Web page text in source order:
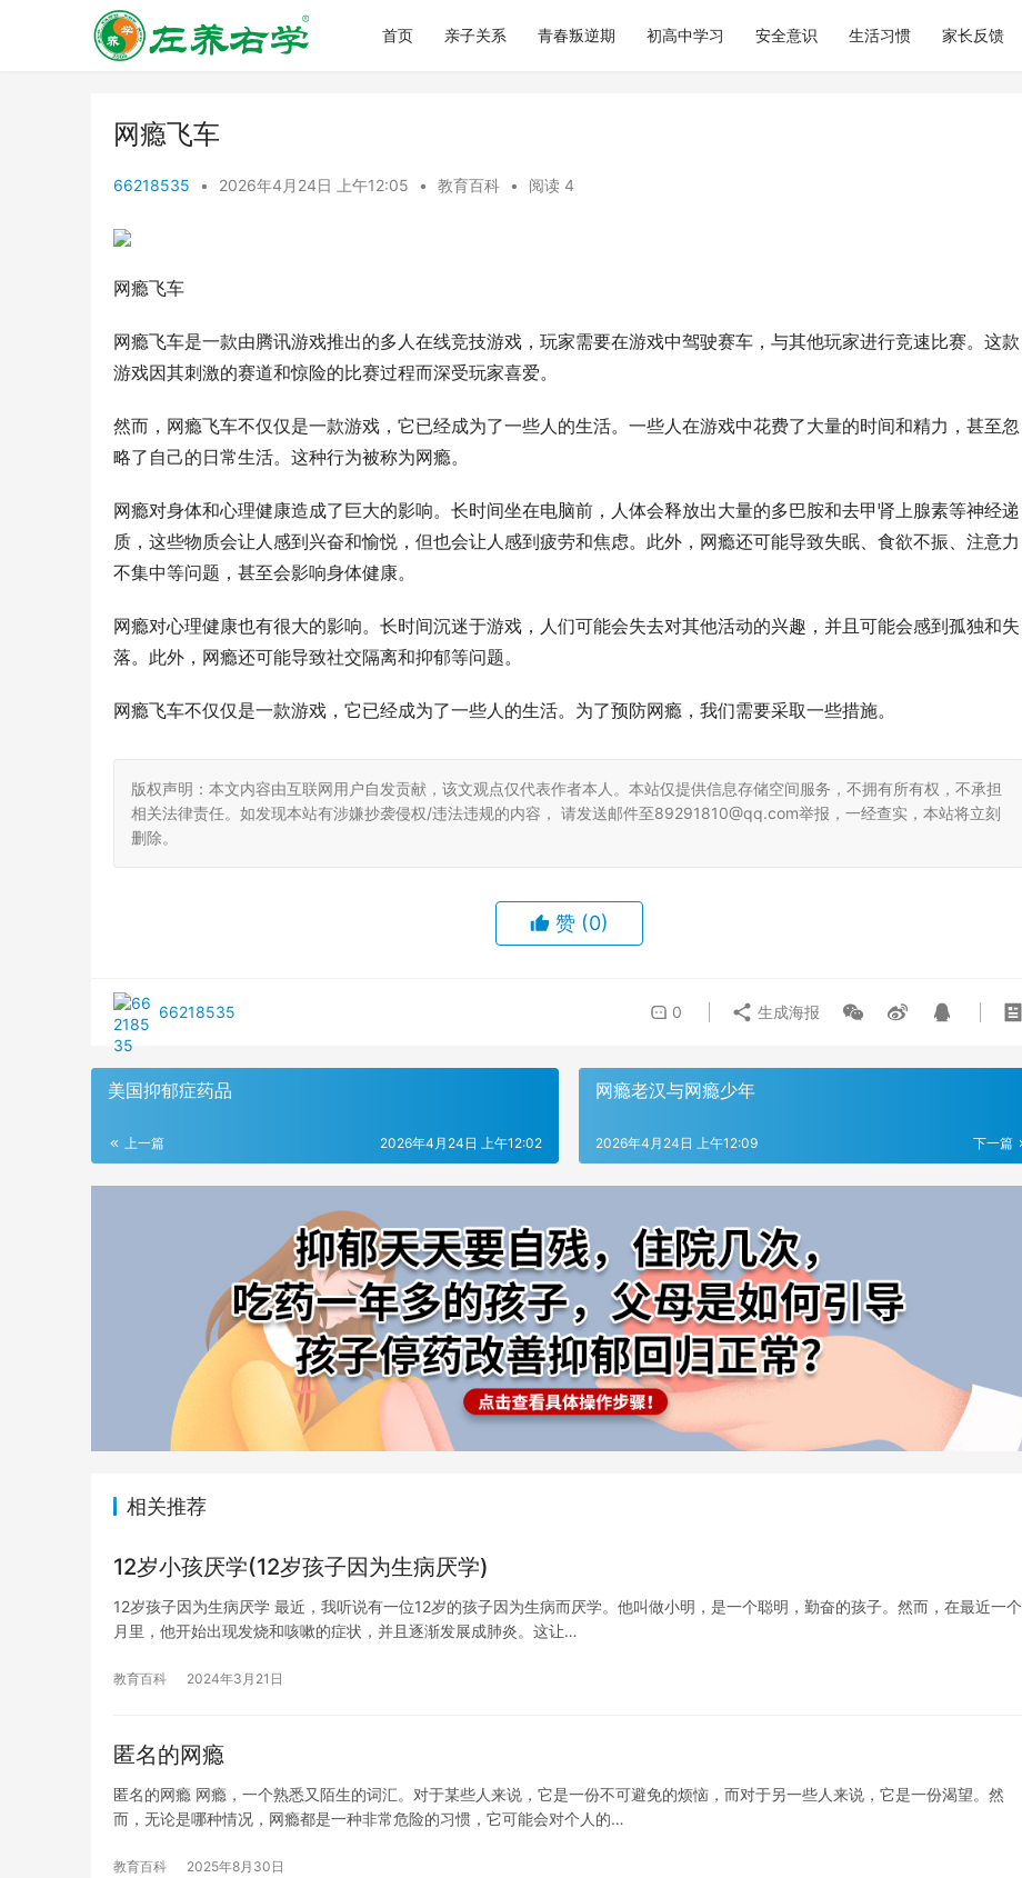
首页 亲子关系 青春叛逆期 初高中学习 安全意识 生活习惯 家长反馈
网瘾飞车
66218535 • 2026年4月24日 上午12:05 • 教育百科 • 阅读 4
网瘾飞车
网瘾飞车是一款由腾讯游戏推出的多人在线竞技游戏，玩家需要在游戏中驾驶赛车，与其他玩家进行竞速比赛。这款
游戏因其刺激的赛道和惊险的比赛过程而深受玩家喜爱。
然而，网瘾飞车不仅仅是一款游戏，它已经成为了一些人的生活。一些人在游戏中花费了大量的时间和精力，甚至忽
略了自己的日常生活。这种行为被称为网瘾。
网瘾对身体和心理健康造成了巨大的影响。长时间坐在电脑前，人体会释放出大量的多巴胺和去甲肾上腺素等神经递
质，这些物质会让人感到兴奋和愉悦，但也会让人感到疲劳和焦虑。此外，网瘾还可能导致失眠、食欲不振、注意力
不集中等问题，甚至会影响身体健康。
网瘾对心理健康也有很大的影响。长时间沉迷于游戏，人们可能会失去对其他活动的兴趣，并且可能会感到孤独和失
落。此外，网瘾还可能导致社交隔离和抑郁等问题。
网瘾飞车不仅仅是一款游戏，它已经成为了一些人的生活。为了预防网瘾，我们需要采取一些措施。
版权声明：本文内容由互联网用户自发贡献，该文观点仅代表作者本人。本站仅提供信息存储空间服务，不拥有所有权，不承担
相关法律责任。如发现本站有涉嫌抄袭侵权/违法违规的内容， 请发送邮件至89291810@qq.com举报，一经查实，本站将立刻
删除。
赞 (0)
66218535 0 生成海报
美国抑郁症药品
上一篇 2026年4月24日 上午12:02
网瘾老汉与网瘾少年
下一篇
2026年4月24日 上午12:09
相关推荐
12岁小孩厌学(12岁孩子因为生病厌学)
12岁孩子因为生病厌学 最近，我听说有一位12岁的孩子因为生病而厌学。他叫做小明，是一个聪明，勤奋的孩子。然而，在最近一个
月里，他开始出现发烧和咳嗽的症状，并且逐渐发展成肺炎。这让…
教育百科 2024年3月21日
匿名的网瘾
匿名的网瘾 网瘾，一个熟悉又陌生的词汇。对于某些人来说，它是一份不可避免的烦恼，而对于另一些人来说，它是一份渴望。然
而，无论是哪种情况，网瘾都是一种非常危险的习惯，它可能会对个人的…
教育百科 2025年8月30日